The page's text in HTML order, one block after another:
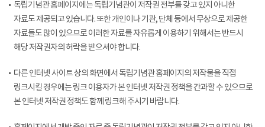
독립기념관 홈페이지에는 독립기념관이 저작권 전부를 갖고 있지 아니한
자료도 제공되고 있습니다. 또한 개인이나 기관, 단체 등에서 무상으로 제공한
자료들도 많이 있으므로 이러한 자료를 자유롭게 이용하기 위해서는 반드시
해당 저작권자의 허락을 받으셔야 합니다.
다른 인터넷 사이트 상의 화면에서 독립기념관 홈페이지의 저작물을 직접
링크시킬 경우에는 링크 이용자가 본 인터넷 저작권 정책을 간과할 수 있으므로
본 인터넷 저작권 정책도 함께 링크해 주시기 바랍니다.